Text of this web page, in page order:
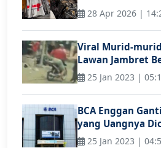
28 Apr 2026 |
Viral Murid-murid
Lawan Jambret
25 Jan 2023 |
BCA Enggan
yang Uangnya
25 Jan 2023 |